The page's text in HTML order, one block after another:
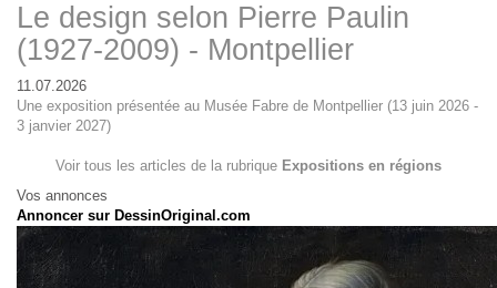
Le design selon Pierre Paulin
(1927-2009) - Montpellier
11.07.2026
Une exposition présentée au Musée Fabre de Montpellier (13 juin 2026 -
3 janvier 2027)
Voir tous les articles de la rubrique Expositions en régions
Vos annonces
Annoncer sur DessinOriginal.com